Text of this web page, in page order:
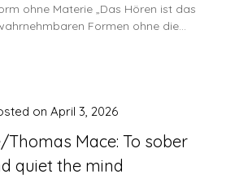
ohne Materie „Das Hören ist das
Formen ohne die…
Mace: To sober
quiet the mind
on April 3, 2026